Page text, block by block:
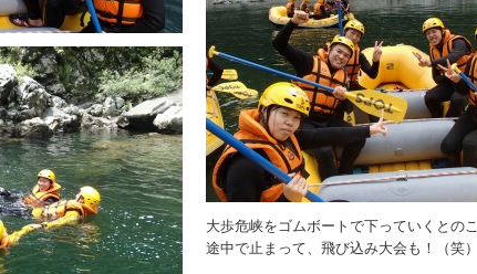
大歩危峡をゴムボートで下っていくとのこ
途中で止まって、飛び込み大会も！（笑）